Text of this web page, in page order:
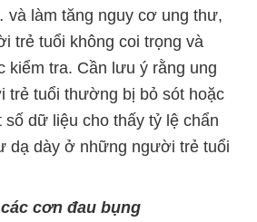
và làm tăng nguy cơ ung thư,
trẻ tuổi không coi trọng và
kiểm tra. Cần lưu ý rằng ung
trẻ tuổi thường bị bỏ sót hoặc
số dữ liệu cho thấy tỷ lệ chẩn
dạ dày ở những người trẻ tuổi
cơn đau bụng